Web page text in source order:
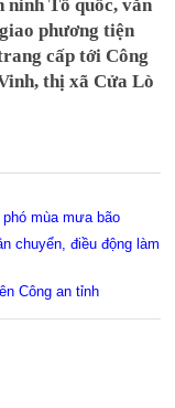
ninh Tổ quốc, văn
phương tiện
cấp tới Công
thị xã Cửa Lò
mùa mưa bão
chuyển, điều động làm
Công an tỉnh